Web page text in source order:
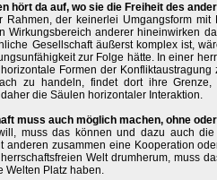
hört da auf, wo sie die Freiheit des
Rahmen, der keinerlei Umgangsform
Wirkungsbereich anderer hineinwirken
Gesellschaft äußerst komplex ist,
zur Folge hätte. In einer
Formen der
zu handeln, findet dort ihre
die Säulen horizontaler Interaktion.
muss auch möglich machen, ohne
muss das können und dazu auch
anderen zusammen eine Kooperation
Welt drumherum, muss
Welten Platz haben.